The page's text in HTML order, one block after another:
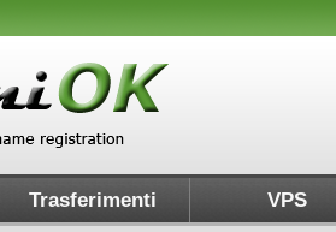
Trasferimenti VPS